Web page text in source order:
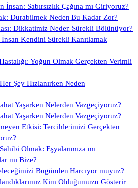
Sabırsızlık Çağına mı Giriyoruz?
Durabilmek Neden Bu Kadar Zor?
Dikkatimiz Neden Sürekli Bölünüyor?
İnsan Kendini Sürekli Kanıtlamak
Yoğun Olmak Gerçekten Verimli
Şey Hızlanırken Neden
Yaşarken Nelerden Vazgeçiyoruz?
Yaşarken Nelerden Vazgeçiyoruz?
Etkisi: Tercihlerimizi Gerçekten
Olmak: Eşyalarımıza mı
mı Bize?
Bugünden Harcıyor muyuz?
Kim Olduğumuzu Gösterir